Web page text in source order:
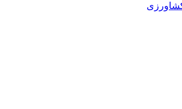
کشاورزی